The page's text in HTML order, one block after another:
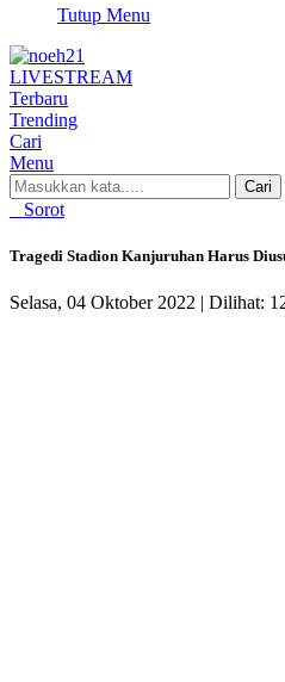
Tutup Menu
LIVESTREAM
Terbaru
Trending
Cari
Menu
Cari
Sorot
Tragedi Stadion Kanjuruhan Harus
Selasa, 04 Oktober 2022 | Dilihat: